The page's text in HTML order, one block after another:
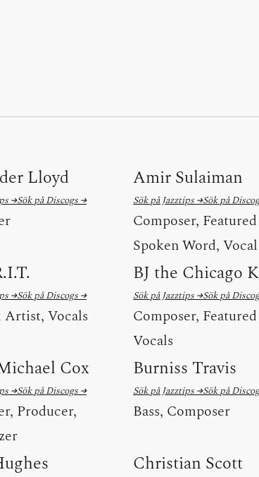
Lloyd
→Sök på Discogs →
Amir Sulaiman
Sök på Jazztips →Sök på
Composer,
Spoken Word,
→Sök på Discogs →
Artist, Vocals
BJ the Chicago
Sök på Jazztips →Sök på
Composer,
Vocals
Cox
→Sök på Discogs →
Producer,
Burniss Travis
Sök på Jazztips →Sök på
Bass, Composer
Christian Scott